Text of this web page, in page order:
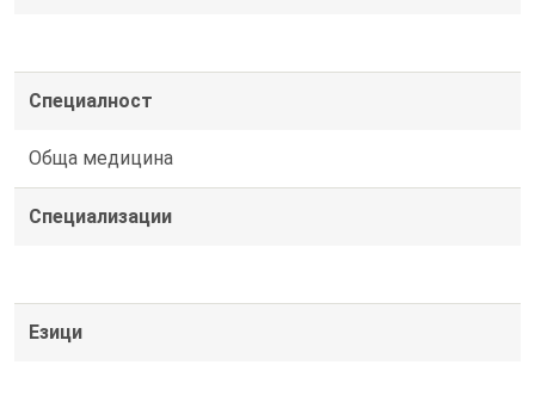
Специалност
Обща медицина
Специализации
Езици